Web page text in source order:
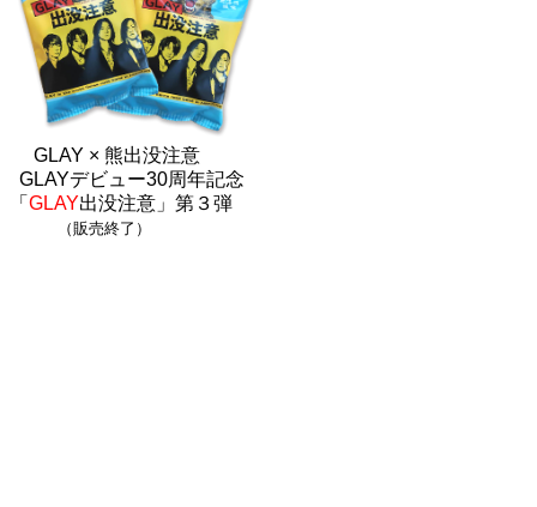
GLAY × 熊出没注意
GLAYデビュー30周年記念
「 GLAY出没注意」第３弾
（販売終了）